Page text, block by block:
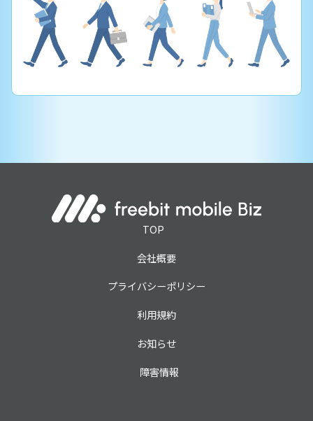
TOP
会社概要
プライバシーポリシー
利用規約
お知らせ
障害情報